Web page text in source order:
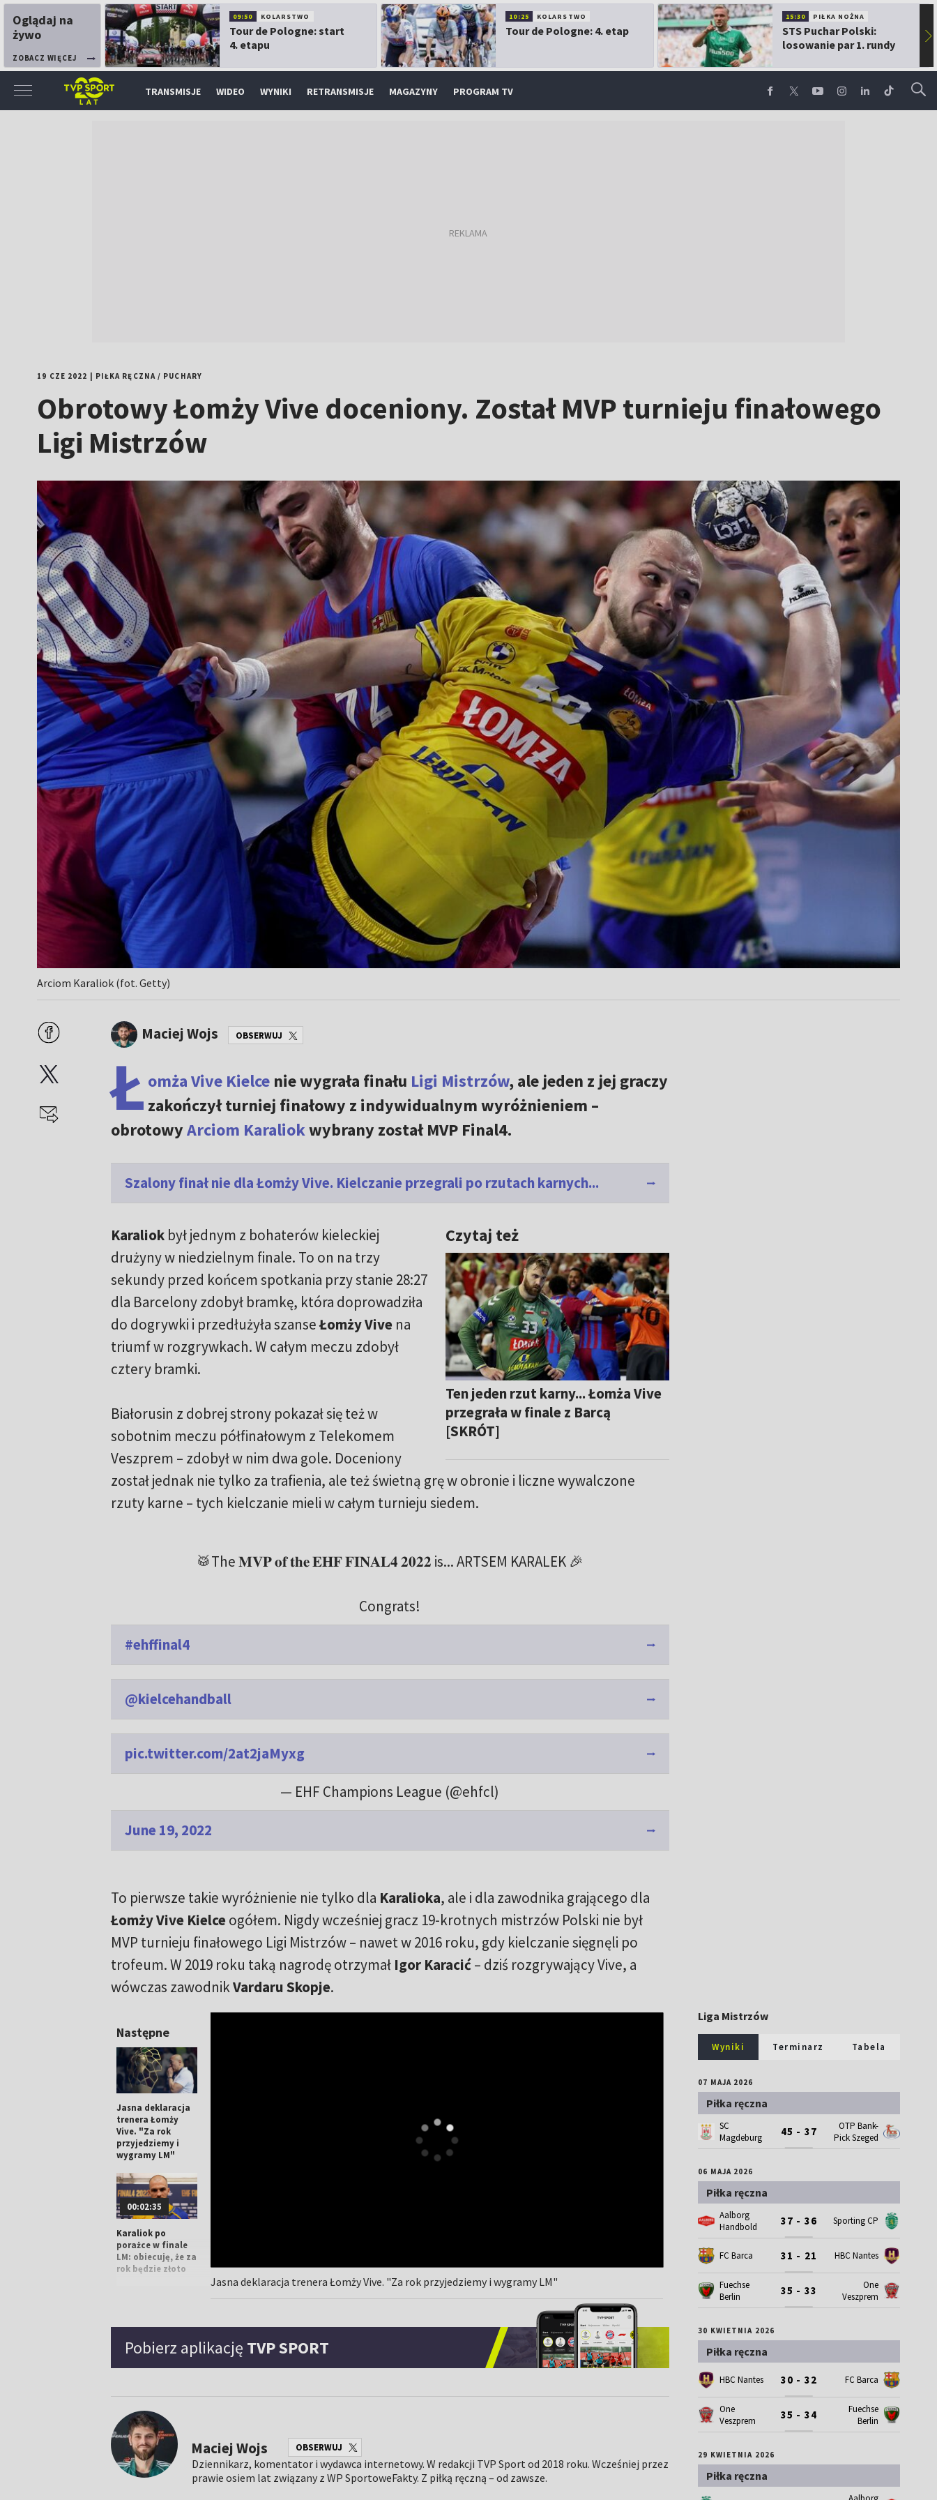
Oglądaj na
żywo
ZOBACZ WIĘCEJ
09:50 KOLARSTWO
Tour de Pologne: start
4. etapu
10:25 KOLARSTWO
Tour de Pologne: 4. etap
15:30 PIŁKA NOŻNA
STS Puchar Polski:
losowanie par 1. rundy
▶
TRANSMISJE WIDEO WYNIKI RETRANSMISJE MAGAZYNY PROGRAM TV
19 CZE 2022 PIŁKA RĘCZNA/ PUCHARY
Obrotowy Łomży Vive doceniony. Został MVP turnieju finałowego
Ligi Mistrzów
Arciom Karaliok (fot. Getty)
Maciej Wojs OBSERWUJ
Ł omża Vive Kielcenie wygrała finału Ligi Mistrzów, ale jeden z jej graczy
zakończył turniej finałowy z indywidualnym wyróżnieniem –
obrotowyArciom Karaliokwybrany został MVP Final4.
Szalony finał nie dla Łomży Vive. Kielczanie przegrali po rzutach karnych...
Czytaj też
Ten jeden rzut karny... Łomża Vive
przegrała w finale z Barcą
[SKRÓT]
Karaliokbył jednym z bohaterów kieleckiej
drużyny w niedzielnym finale. To on na trzy
sekundy przed końcem spotkania przy stanie 28:27
dla Barcelony zdobył bramkę, która doprowadziła
do dogrywki i przedłużyła szanseŁomży Vivena
triumf w rozgrywkach. W całym meczu zdobył
cztery bramki.
Białorusin z dobrej strony pokazał się też w
sobotnim meczu półfinałowym z Telekomem
Veszprem – zdobył w nim dwa gole. Doceniony
został jednak nie tylko za trafienia, ale też świetną grę w obronie i liczne wywalczone
rzuty karne – tych kielczanie mieli w całym turnieju siedem.
🥁The 𝐌𝐕𝐏 𝐨𝐟 𝐭𝐡𝐞 𝐄𝐇𝐅 𝐅𝐈𝐍𝐀𝐋𝟒 𝟐𝟎𝟐𝟐 is... ARTSEM KARALEK 🎉
Congrats!
#ehffinal4
@kielcehandball
pic.twitter.com/2at2jaMyxg
— EHF Champions League (@ehfcl)
June 19, 2022
To pierwsze takie wyróżnienie nie tylko dla Karalioka, ale i dla zawodnika grającego dla
Łomży Vive Kielceogółem. Nigdy wcześniej gracz 19-krotnych mistrzów Polski nie był
MVP turnieju finałowego Ligi Mistrzów – nawet w 2016 roku, gdy kielczanie sięgnęli po
trofeum. W 2019 roku taką nagrodę otrzymał Igor Karacić– dziś rozgrywający Vive, a
wówczas zawodnikVardaru Skopje.
Następne
Jasna deklaracja
trenera Łomży
Vive. "Za rok
przyjedziemy i
wygramy LM"
00:02:35
Karaliok po
porażce w finale
LM: obiecuję, że za
rok będzie złoto
00:01:07
Karacić dumny po
Moryto: nikt nie
Jasna deklaracja trenera Łomży Vive. "Za rok przyjedziemy i wygramy LM"
Pobierz aplikację TVP SPORT
Maciej Wojs OBSERWUJ
Dziennikarz, komentator i wydawca internetowy. W redakcji TVP Sport od 2018 roku. Wcześniej przez
prawie osiem lat związany z WP SportoweFakty. Z piłką ręczną – od zawsze.
Liga Mistrzów
Wyniki Terminarz Tabela
07 MAJA 2026
Piłka ręczna
SC
Magdeburg
45 - 37
OTP Bank-
Pick Szeged
06 MAJA 2026
Piłka ręczna
Aalborg
Handbold
37 - 36 Sporting CP
FC Barca 31 - 21 HBC Nantes
Fuechse
Berlin
35 - 33
One
Veszprem
30 KWIETNIA 2026
Piłka ręczna
HBC Nantes 30 - 32 FC Barca
One
Veszprem
35 - 34
Fuechse
Berlin
29 KWIETNIA 2026
Piłka ręczna